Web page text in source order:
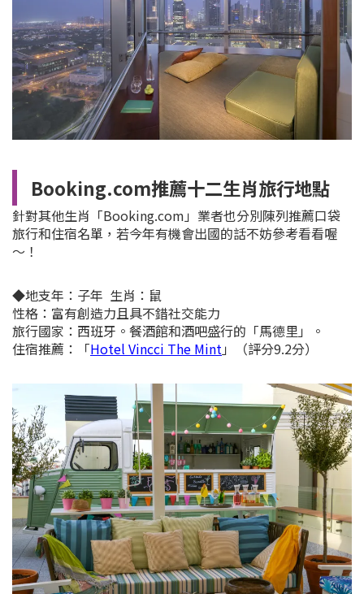
Booking.com推薦十二生肖旅行地點
針對其他生肖「Booking.com」業者也分別陳列推薦口袋
旅行和住宿名單，若今年有機會出國的話不妨參考看看喔
～！
◆地支年：子年 生肖：鼠
性格：富有創造力且具不錯社交能力
旅行國家：西班牙。餐酒館和酒吧盛行的「馬德里」。
住宿推薦：「Hotel Vincci The Mint」（評分9.2分）